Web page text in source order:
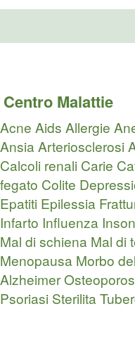
Centro Malattie
Acne Aids Allergie
AnsiaArteriosclerosi
Calcoli renali Carie
fegato Colite
Epatiti Epilessia
Infarto Influenza
Mal di schiena Mal di
Menopausa Morbo
Alzheimer
Psoriasi Sterilita